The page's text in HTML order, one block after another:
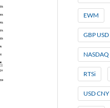
EWM
GBP USD
NASDAQ
RTSi
USD CNY